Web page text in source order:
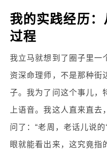
我的实践经历
过程
我立马就想到了圈子里一
资深命理师，不是那种街
子。我为了问这个事儿，
上语音。我这人直来直
问了：“老周，老话儿说
眼就能看出来，这究竟指